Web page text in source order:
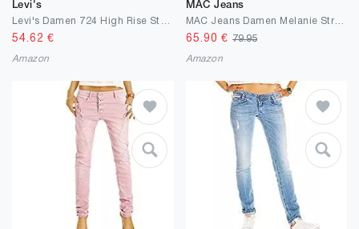
Levi's
54.62 €
Amazon
MAC Jeans
MAC Jeans Damen Melanie Straight Jeans
65.90 € 79.95
Amazon